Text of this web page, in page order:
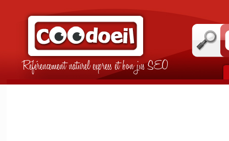
Référencement naturel express et bon jus SEO